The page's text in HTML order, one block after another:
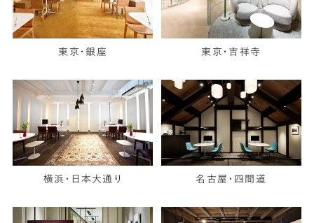
東京・銀座 東京・吉祥寺
横浜・日本大通り 名古屋・四間道